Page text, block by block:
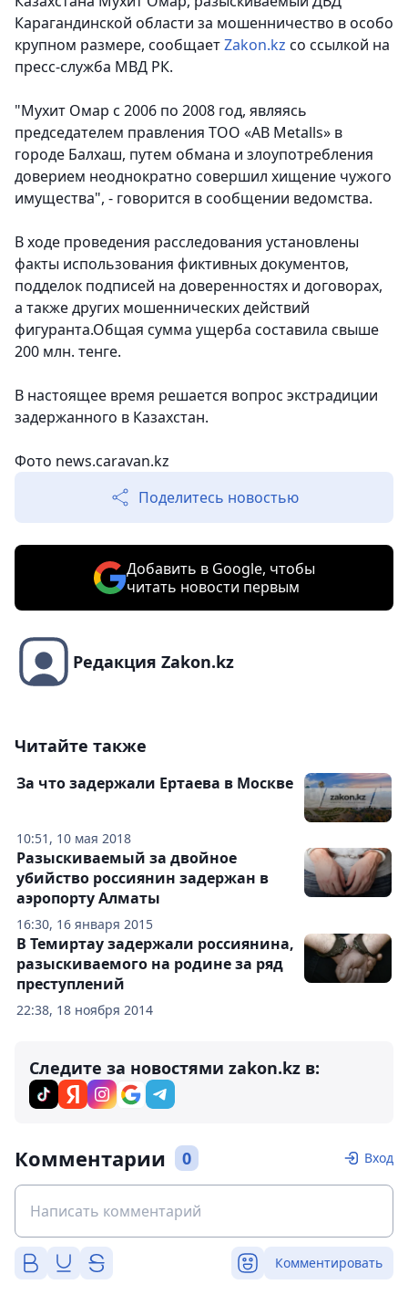
Карагандинской области за мошенничество в особо
крупном размере, сообщаетZakon.kz со ссылкой на
пресс-служба МВД РК.
"Мухит Омар с 2006 по 2008 год, являясь
председателем правления ТОО «AB Metalls» в
городе Балхаш, путем обмана и злоупотребления
доверием неоднократно совершил хищение чужого
имущества", - говорится в сообщении ведомства.
В ходе проведения расследования установлены
факты использования фиктивных документов,
подделок подписей на доверенностях и договорах,
а также других мошеннических действий
фигуранта.Общая сумма ущерба составила свыше
200 млн. тенге.
В настоящее время решается вопрос экстрадиции
задержанного в Казахстан.
Фото news.caravan.kz
Поделитесь новостью
Добавить в Google, чтобы
читать новости первым
Редакция Zakon.kz
Читайте также
10:51, 10 мая 2018
За что задержали Ертаева в Москве
16:30, 16 января 2015
Разыскиваемый за двойное
убийство россиянин задержан в
аэропорту Алматы
22:38, 18 ноября 2014
В Темиртау задержали россиянина,
разыскиваемого на родине за ряд
преступлений
Следите за новостями zakon.kz в:
Комментарии 0 Вход
Комментировать